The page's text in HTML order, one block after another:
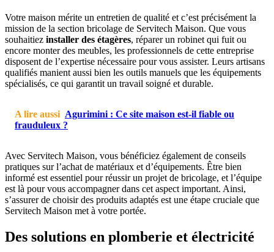
Votre maison mérite un entretien de qualité et c’est précisément la
mission de la section bricolage de Servitech Maison. Que vous
souhaitiez installer des étagères, réparer un robinet qui fuit ou
encore monter des meubles, les professionnels de cette entreprise
disposent de l’expertise nécessaire pour vous assister. Leurs artisans
qualifiés manient aussi bien les outils manuels que les équipements
spécialisés, ce qui garantit un travail soigné et durable.
A lire aussi Agurimini : Ce site maison est-il fiable ou
frauduleux ?
Avec Servitech Maison, vous bénéficiez également de conseils
pratiques sur l’achat de matériaux et d’équipements. Être bien
informé est essentiel pour réussir un projet de bricolage, et l’équipe
est là pour vous accompagner dans cet aspect important. Ainsi,
s’assurer de choisir des produits adaptés est une étape cruciale que
Servitech Maison met à votre portée.
Des solutions en plomberie et électricité